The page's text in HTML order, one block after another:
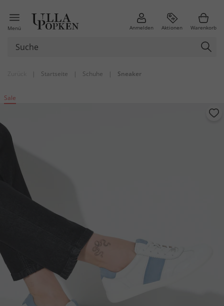
Menü Anmelden Aktionen Warenkorb
| Startseite | Schuhe | Sneaker
Sale